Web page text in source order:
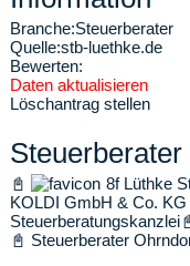
Branche:Steuerberater
Quelle:stb-luethke.de
Bewerten:
Daten aktualisieren
Löschantrag stellen
📓 8f Lüthke
KOLDI GmbH & Co. KG
Steuerberatungskanzlei
📓 Steuerberater